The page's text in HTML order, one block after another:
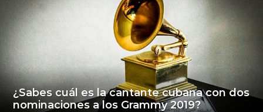
¿Sabes cuál es la cantante cubana con dos
nominaciones a los Grammy 2019?